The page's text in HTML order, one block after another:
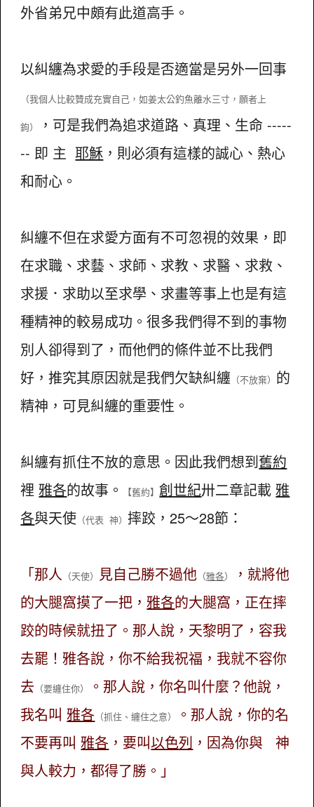
外省弟兄中頗有此道高手。
以糾纏為求愛的手段是否適當是另外一回事
（我個人比較贊成充實自己，如姜太公釣魚離水三寸，願者上
鉤）
，可是我們為追求道路、真理、生命 -----
-- 即 主耶穌 ，則必須有這樣的誠心、熱心
和耐心。
糾纏不但在求愛方面有不可忽視的效果，即
在求職、求藝、求師、求教、求醫、求救、
求援．求助以至求學、求畫等事上也是有這
種精神的較易成功。很多我們得不到的事物
別人卻得到了，而他們的條件並不比我們
好，推究其原因就是我們欠缺糾纏 （不放棄） 的
精神，可見糾纏的重要性。
糾纏有抓住不放的意思。因此我們想到舊約
裡雅各的故事。 【舊約】創世紀卅二章記載雅
各與天使 （代表 神）摔跤，25～28節：
「那人 （天使） 見自己勝不過他 （雅各）
，就將他
的大腿窩摸了一把，雅各的大腿窩，正在摔
跤的時候就扭了。那人說，天黎明了，容我
去罷！雅各說，你不給我祝福，我就不容你
去 （要纏住你）
。那人說，你名叫什麼？他說，
我名叫雅各 （抓住、纏住之意）
。那人說，你的名
不要再叫雅各 ，要叫以色列 ，因為你與 神
與人較力，都得了勝。」